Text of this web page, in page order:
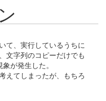
て、実行しているうちに
文字列のコピーだけでも
が発生した。
えてしまったが、もちろ